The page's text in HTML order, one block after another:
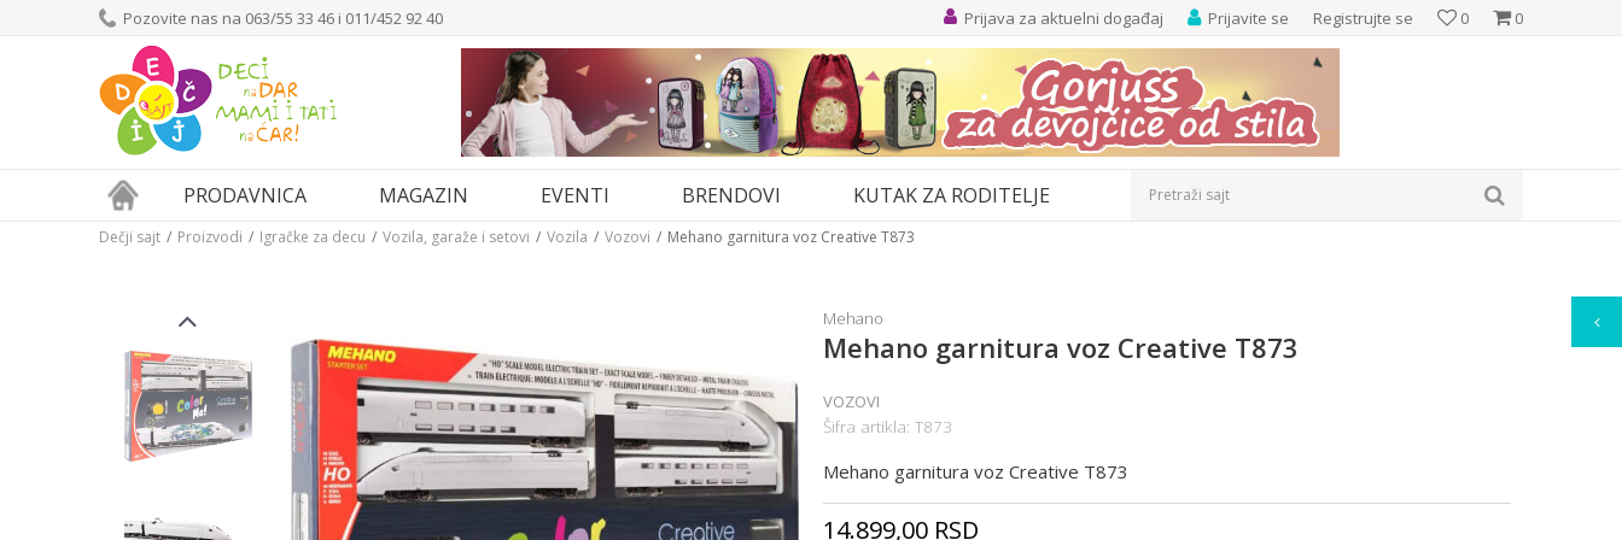
Pozovite nas na 063/55 33 46 i 011/452 92 40 0
0
Prijavite se Registrujte se
Prijava za aktuelni događaj
PRODAVNICA MAGAZIN EVENTI BRENDOVI KUTAK ZA RODITELJE Pretraži sajt
Dečji sajt Proizvodi Igračke za decu Vozila, garaže i setovi Vozila Vozovi Mehano garnitura voz Creative T873
Mehano
Mehano garnitura voz Creative T873
VOZOVI
Šifra artikla: T873
Mehano garnitura voz Creative T873
14.899,00 RSD